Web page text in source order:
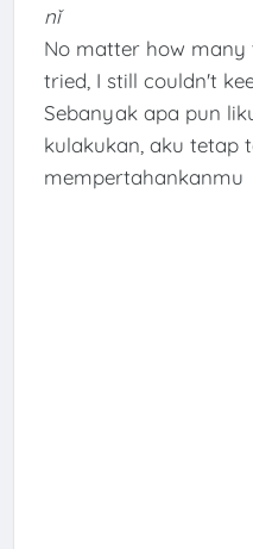
nǐ
No matter how
tried, I still couldn't
Sebanyak apa pun
kulakukan, aku tetap
mempertahankanmu